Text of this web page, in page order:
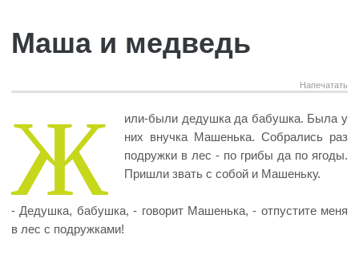
Маша и медведь
Напечатать
Ж
или-были дедушка да бабушка. Была у
них внучка Машенька. Собрались раз
подружки в лес - по грибы да по ягоды.
Пришли звать с собой и Машеньку.
- Дедушка, бабушка, - говорит Машенька, - отпустите меня
в лес с подружками!